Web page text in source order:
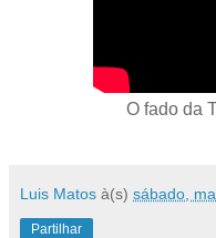
O fado da
Luis Matos à(s) sábado,
Partilhar